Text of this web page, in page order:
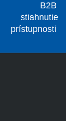
B2B
stiahnutie
prístupnosti